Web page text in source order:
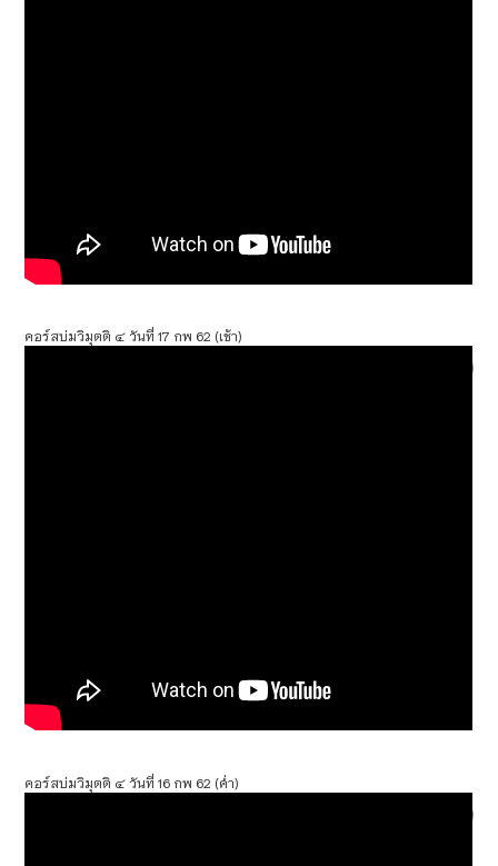
คอร์สบ่มวิมุตติ ๔ วันที่ 17 กพ 62 (เช้า)
คอร์สบ่มวิมุตติ ๔ วันที่ 16 กพ 62 (ค่ำ)